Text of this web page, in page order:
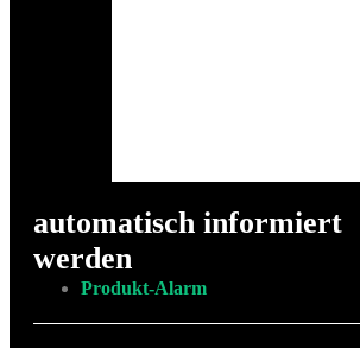
automatisch informiert
werden
Produkt-Alarm